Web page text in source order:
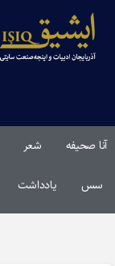
آنا صحیفه شعر
سس یادداشت